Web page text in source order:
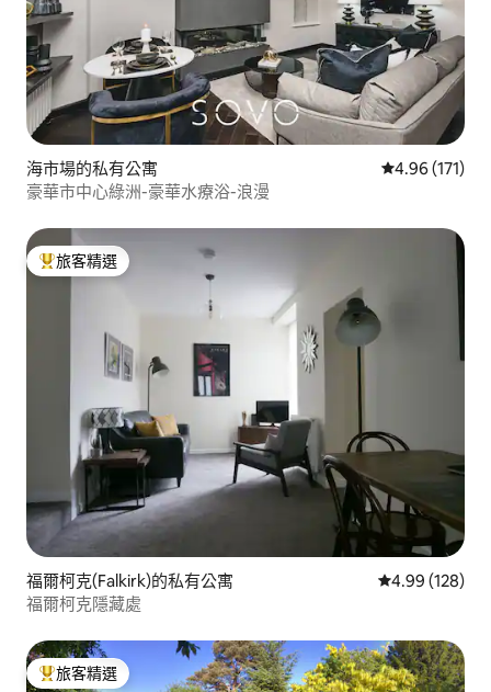
海市場的私有公寓 從 171 則評價
4.96 (171)
豪華市中心綠洲-豪華水療浴-浪漫
旅客精選榜首
旅客精選
福爾柯克(Falkirk)的私有公寓 從 128 則評價
4.99 (128)
福爾柯克隱藏處
旅客精選榜首
旅客精選